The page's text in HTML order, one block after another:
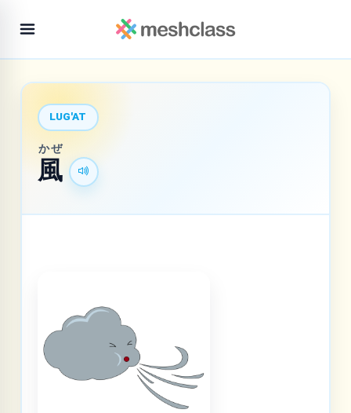
LUG'AT
風
かぜ